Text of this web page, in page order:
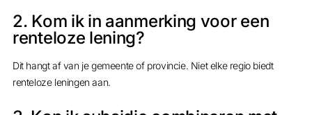
2. Kom ik in aanmerking voor een
renteloze lening?
Dit hangt af van je gemeente of provincie. Niet elke regio biedt
renteloze leningen aan.